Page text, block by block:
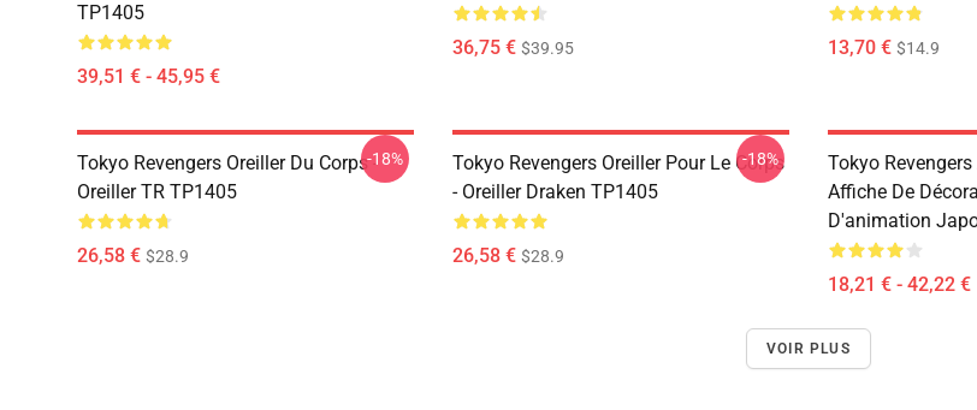
TP1405
39,51 € - 45,95 €
36,75 € $39.95 13,70 € $14.9
Tokyo Revengers Oreiller Du Corps -
Oreiller TR TP1405
26,58 € $28.9
-18%
Tokyo Revengers Oreiller Pour Le Corps
- Oreiller Draken TP1405
26,58 € $28.9
-18%
Tokyo
Affiche De
D'animation
18,21 € - 42,22 €
VOIR PLUS